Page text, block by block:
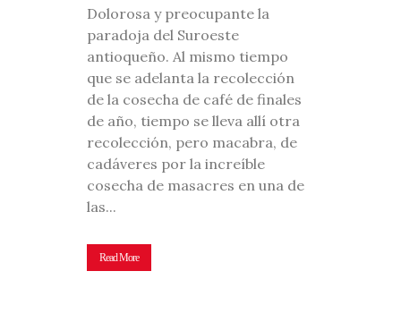
Dolorosa y preocupante la
paradoja del Suroeste
antioqueño. Al mismo tiempo
que se adelanta la recolección
de la cosecha de café de finales
de año, tiempo se lleva allí otra
recolección, pero macabra, de
cadáveres por la increíble
cosecha de masacres en una de
las...
Read More